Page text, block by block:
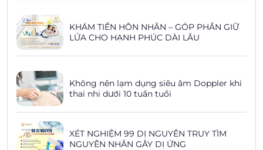
KHÁM TIỀN HÔN NHÂN – GÓP PHẦN GIỮ
LỬA CHO HẠNH PHÚC DÀI LÂU
Không nên lạm dụng siêu âm Doppler khi
thai nhi dưới 10 tuần tuổi
XÉT NGHIỆM 99 DỊ NGUYÊN TRUY TÌM
NGUYÊN NHÂN GÂY DỊ ỨNG